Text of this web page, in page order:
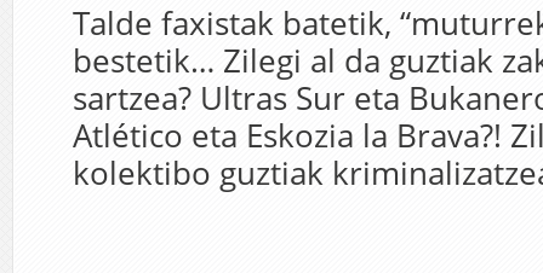
Talde faxistak batetik,
bestetik… Zilegi al da guztiak
sartzea? Ultras Sur eta
Atlético eta Eskozia la Brava?!
kolektibo guztiak